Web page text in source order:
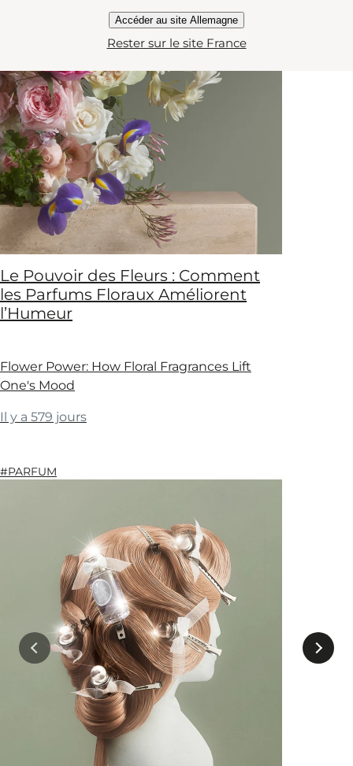
Le Pouvoir des Fleurs : Comment
les Parfums Floraux Améliorent
l’Humeur
Flower Power: How Floral Fragrances Lift
One's Mood
Il y a 579 jours
#PARFUM
Accéder au site Allemagne
Rester sur le site France